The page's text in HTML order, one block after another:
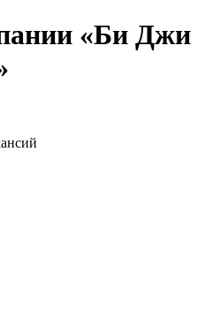
«Би Джи